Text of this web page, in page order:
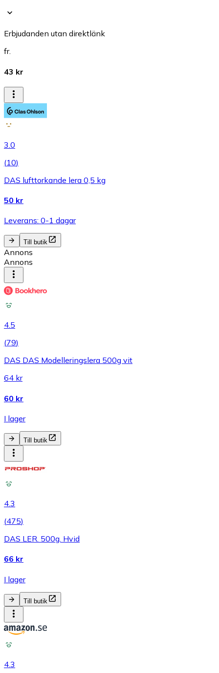
Erbjudanden utan direktlänk
fr.
43 kr
3.0
(10)
DAS lufttorkande lera 0,5 kg
50 kr
Leverans: 0-1 dagar
Till butik
Annons
Annons
4.5
(79)
DAS DAS Modelleringslera 500g vit
64 kr
60 kr
I lager
Till butik
4.3
(475)
DAS LER. 500g. Hvid
66 kr
I lager
Till butik
4.3